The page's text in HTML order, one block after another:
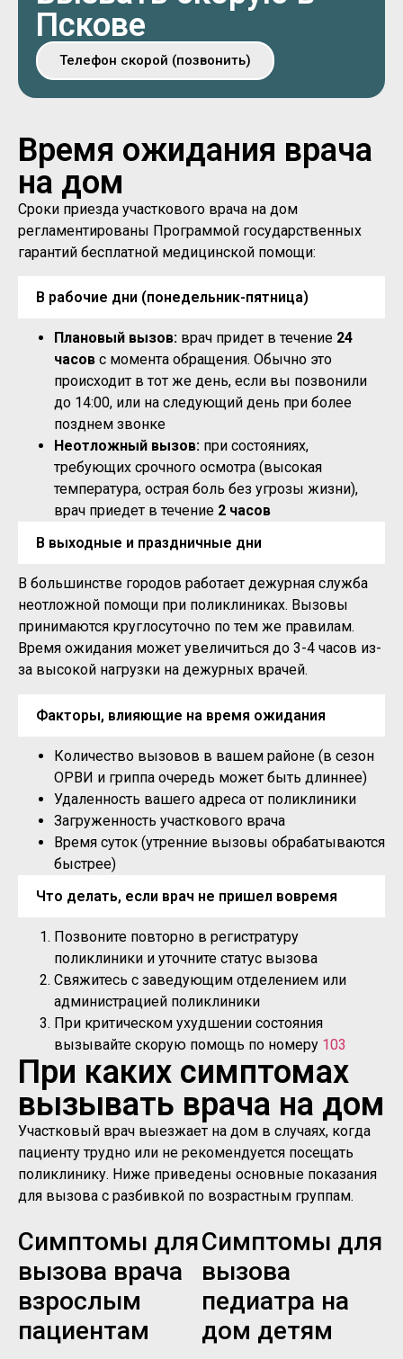
Пскове
Телефон скорой (позвонить)
Время ожидания врача
на дом
Сроки приезда участкового врача на дом
регламентированы Программой государственных
гарантий бесплатной медицинской помощи:
В рабочие дни (понедельник-пятница)
Плановый вызов: врач придет в течение 24
часов с момента обращения. Обычно это
происходит в тот же день, если вы позвонили
до 14:00, или на следующий день при более
позднем звонке
Неотложный вызов: при состояниях,
требующих срочного осмотра (высокая
температура, острая боль без угрозы жизни),
врач приедет в течение 2 часов
В выходные и праздничные дни
В большинстве городов работает дежурная служба
неотложной помощи при поликлиниках. Вызовы
принимаются круглосуточно по тем же правилам.
Время ожидания может увеличиться до 3-4 часов из-
за высокой нагрузки на дежурных врачей.
Факторы, влияющие на время ожидания
Количество вызовов в вашем районе (в сезон
ОРВИ и гриппа очередь может быть длиннее)
Удаленность вашего адреса от поликлиники
Загруженность участкового врача
Время суток (утренние вызовы обрабатываются
быстрее)
Что делать, если врач не пришел вовремя
Позвоните повторно в регистратуру
поликлиники и уточните статус вызова
Свяжитесь с заведующим отделением или
администрацией поликлиники
При критическом ухудшении состояния
вызывайте скорую помощь по номеру 103
При каких симптомах
вызывать врача на дом
Участковый врач выезжает на дом в случаях, когда
пациенту трудно или не рекомендуется посещать
поликлинику. Ниже приведены основные показания
для вызова с разбивкой по возрастным группам.
Симптомы для
вызова врача
взрослым
пациентам
Симптомы для
вызова
педиатра на
дом детям